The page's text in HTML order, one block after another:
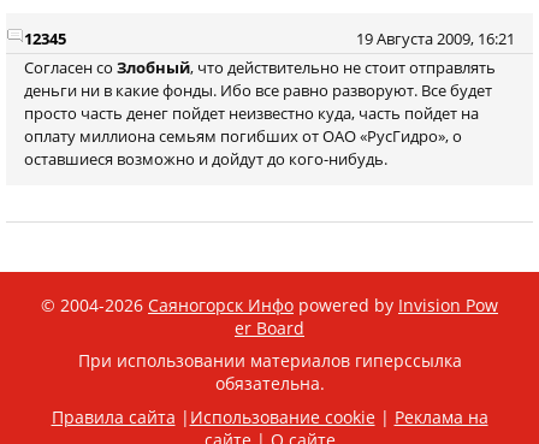
19 Августа 2009, 16:21
12345
Согласен со Злобный, что действительно не стоит отправлять
деньги ни в какие фонды. Ибо все равно разворуют. Все будет
просто часть денег пойдет неизвестно куда, часть пойдет на
оплату миллиона семьям погибших от ОАО «РусГидро», о
оставшиеся возможно и дойдут до кого-нибудь.
© 2004-2026 Саяногорск Инфо powered by Invision Pow
er Board
При использовании материалов гиперссылка
обязательна.
Правила сайта | Использование cookie| Реклама на